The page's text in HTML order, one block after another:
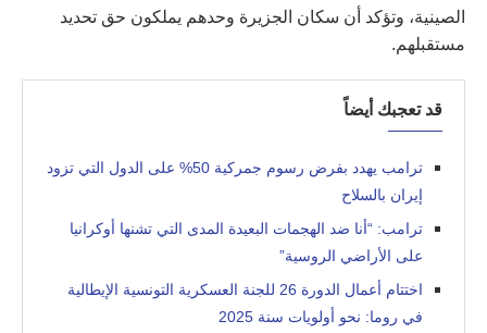
الصينية، وتؤكد أن سكان الجزيرة وحدهم يملكون حق تحديد
مستقبلهم.
قد تعجبك أيضاً
ترامب يهدد بفرض رسوم جمركية 50% على الدول التي تزود
إيران بالسلاح
ترامب: “أنا ضد الهجمات البعيدة المدى التي تشنها أوكرانيا
على الأراضي الروسية”
اختتام أعمال الدورة 26 للجنة العسكرية التونسية الإيطالية
في روما: نحو أولويات سنة 2025